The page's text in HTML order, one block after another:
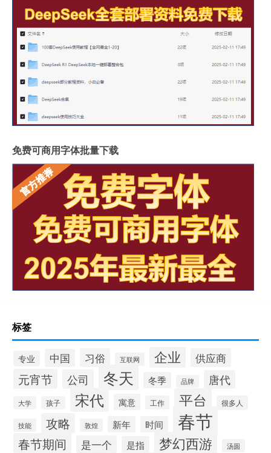
免费可商用字体批量下载
标签
专业 中国 习俗 互联网 企业 供应商
元宵节 公司 冬天 冬季 品牌 唐代
大学 孩子 宋代 寓意 工作 平台 很多人
技能 攻略 敦煌 新年 时间 春节
春节期间 是一个 是指 梦幻西游 汤圆